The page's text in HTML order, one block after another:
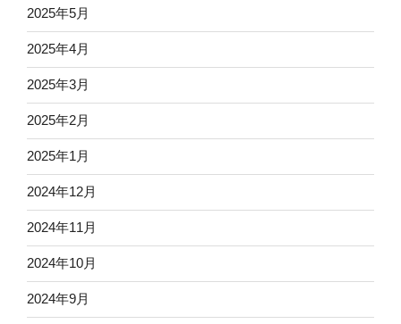
2025年5月
2025年4月
2025年3月
2025年2月
2025年1月
2024年12月
2024年11月
2024年10月
2024年9月